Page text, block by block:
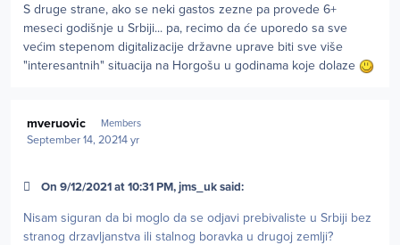
S druge strane, ako se neki gastos zezne pa provede 6+
meseci godišnje u Srbiji... pa, recimo da će uporedo sa sve
većim stepenom digitalizacije državne uprave biti sve više
"interesantnih" situacija na Horgošu u godinama koje dolaze
mveruovic Members
September 14, 20214 yr
On 9/12/2021 at 10:31 PM, jms_uk said:
Nisam siguran da bi moglo da se odjavi prebivaliste u Srbiji bez
stranog drzavljanstva ili stalnog boravka u drugoj zemlji?